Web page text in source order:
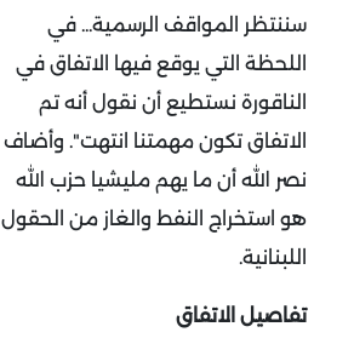
سننتظر المواقف الرسمية... في
اللحظة التي يوقع فيها الاتفاق في
الناقورة نستطيع أن نقول أنه تم
الاتفاق تكون مهمتنا انتهت". وأضاف
نصر الله أن ما يهم مليشيا حزب الله
هو استخراج النفط والغاز من الحقول
اللبنانية.
تفاصيل الاتفاق